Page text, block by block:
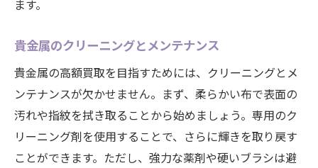
ます。
貴金属のクリーニングとメンテナンス
貴金属の高額買取を目指すためには、クリーニングとメ
ンテナンスが欠かせません。まず、柔らかい布で表面の
汚れや指紋を拭き取ることから始めましょう。専用のク
リーニング剤を使用することで、さらに輝きを取り戻す
ことができます。ただし、強力な薬剤や硬いブラシは避